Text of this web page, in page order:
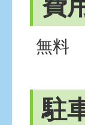
費
無料
駐